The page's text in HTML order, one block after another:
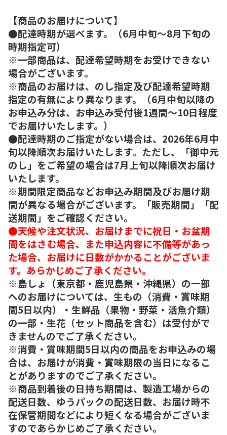
【商品のお届けについて】
●配達時期が選べます。（6月中旬～8月下旬の
時期指定可）
※一部商品は、配達希望時期をお受けできない
場合がございます。
※商品のお届けは、のし指定及び配達希望時期
指定の有無により異なります。（6月中旬以降の
お申込み分は、お申込み受付後1週間～10日程度
でお届けいたします。）
●配達時期のご指定がない場合は、2026年6月中
旬以降順次お届けいたします。ただし、「御中元
のし」をご希望の場合は7月上旬以降順次お届け
いたします。
※期間限定商品などお申込み期間及びお届け期
間が異なる場合がございます。「販売期間」「配
送期間」をご確認ください。
●天候や注文状況、お届けまでに祝日・お盆期
間をはさむ場合、また申込内容に不備等があっ
た場合、お届けに日数がかかることがございま
す。あらかじめご了承ください。
※島しょ（東京都・鹿児島県・沖縄県）の一部
へのお届けについては、生もの（消費・賞味期
間5日以内）・生鮮品（果物・野菜・活魚介類）
の一部・生花（セット商品を含む）は受付がで
きませんのでご了承ください。
※消費・賞味期間5日以内の商品をお申込みの場
合は、お届けが消費・賞味期限の当日になるこ
とがありますのでご了承ください。
※商品到着後の日持ち期間は、製造工場からの
配送日数、ゆうパックの配送日数、お届け時不
在保管期間などにより短くなる場合がございま
すのであらかじめご了承ください。